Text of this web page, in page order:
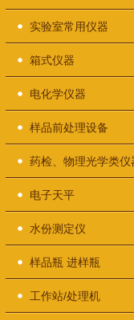
实验室常用仪器
箱式仪器
电化学仪器
样品前处理设备
药检、物理光学类仪
电子天平
水份测定仪
样品瓶 进样瓶
工作站/处理机